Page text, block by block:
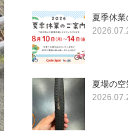
夏季休業
夏場の空